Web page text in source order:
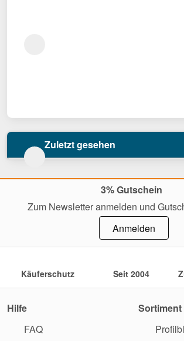
Zuletzt gesehen
3% Gutschein
Zum Newsletter anmelden und
Anmelden
Käuferschutz Seit 2004
Hilfe
FAQ
Sortiment